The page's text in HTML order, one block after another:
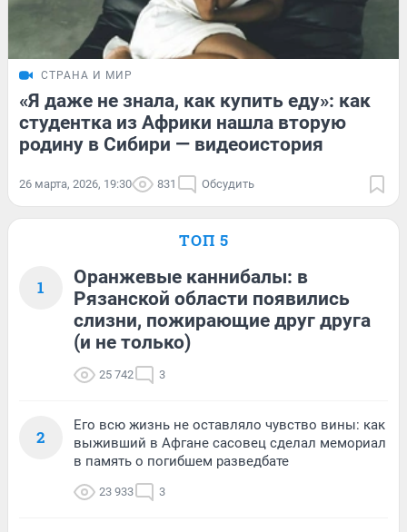
СТРАНА И МИР
«Я даже не знала, как купить еду»: как
студентка из Африки нашла вторую
родину в Сибири — видеоистория
26 марта, 2026, 19:30 831 Обсудить
ТОП 5
1
Оранжевые каннибалы: в
Рязанской области появились
слизни, пожирающие друг друга
(и не только)
25 742 3
2
Его всю жизнь не оставляло чувство вины: как
выживший в Афгане сасовец сделал мемориал
в память о погибшем разведбате
23 933 3